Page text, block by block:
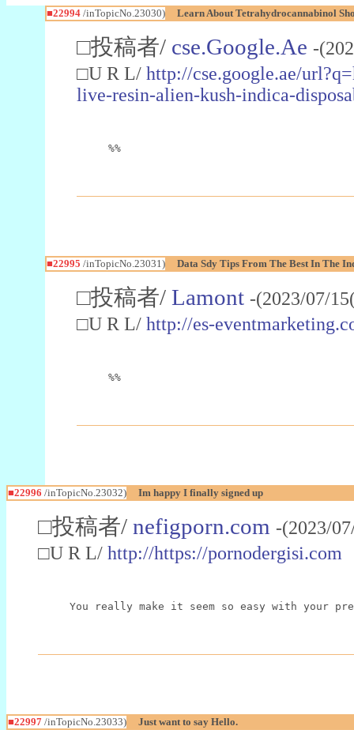
■22994/inTopicNo.23030) Learn About Tetrahydrocannabinol
□投稿者/ cse.Google.Ae -
□U R L/ http://cse.google.ae/
live-resin-alien-kush-indica-
%%
■22995 /inTopicNo.23031) Data Sdy Tips From The Best In The
□投稿者/ Lamont -(2023/07/
□U R L/ http://es-
%%
■22996 /inTopicNo.23032) Im happy I finally signed up
□投稿者/ nefigporn.com -(2023/
□U R L/ http://https://pornodergisi.com
You really make it seem so easy with your
■22997 /inTopicNo.23033) Just want to say Hello.